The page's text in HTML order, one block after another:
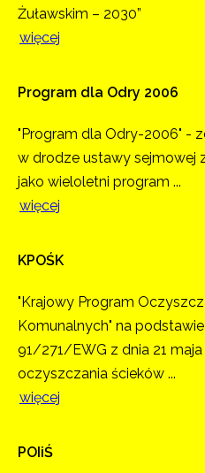
Żuławskim – 2030”
więcej
Program dla Odry 2006
"Program dla Odry-2006" -
w drodze ustawy sejmowej
jako wieloletni program ...
więcej
KPOŚK
"Krajowy Program
Komunalnych" na
91/271/EWG z dnia 21
oczyszczania ścieków ...
więcej
POIiŚ